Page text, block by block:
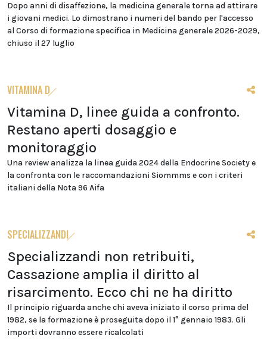
Dopo anni di disaffezione, la medicina generale torna ad attirare
i giovani medici. Lo dimostrano i numeri del bando per l'accesso
al Corso di formazione specifica in Medicina generale 2026-2029,
chiuso il 27 luglio
VITAMINA D
Vitamina D, linee guida a confronto.
Restano aperti dosaggio e
monitoraggio
Una review analizza la linea guida 2024 della Endocrine Society e
la confronta con le raccomandazioni Siommms e con i criteri
italiani della Nota 96 Aifa
SPECIALIZZANDI
Specializzandi non retribuiti,
Cassazione amplia il diritto al
risarcimento. Ecco chi ne ha diritto
Il principio riguarda anche chi aveva iniziato il corso prima del
1982, se la formazione è proseguita dopo il 1° gennaio 1983. Gli
importi dovranno essere ricalcolati